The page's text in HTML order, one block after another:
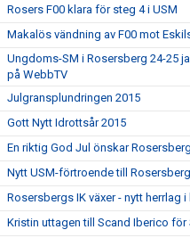
Rosers F00 klara för steg 4 i USM
Makalös vändning av F00 mot
Ungdoms-SM i Rosersberg 24-25
på WebbTV
Julgransplundringen 2015
Gott Nytt Idrottsår 2015
En riktig God Jul önskar
Nytt USM-förtroende till Rosersberg
Rosersbergs IK växer - nytt herrlag i
Kristin uttagen till Scand Iberico för